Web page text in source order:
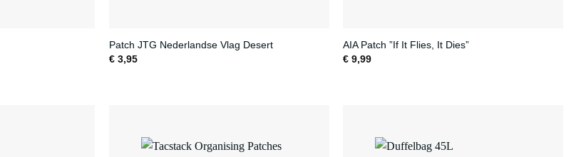
Patch JTG Nederlandse Vlag Desert
€3,95
AIA Patch ”If It Flies, It Dies”
€ 9,99